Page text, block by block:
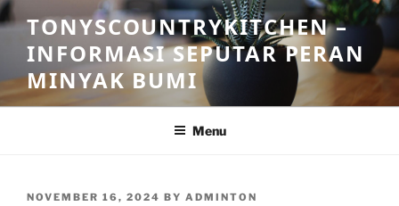
Skip
to
content
TONYSCOUNTRYKITCHEN –
INFORMASI SEPUTAR PERAN
MINYAK BUMI
Menu
POSTED
NOVEMBER 16, 2024 BY ADMINTON